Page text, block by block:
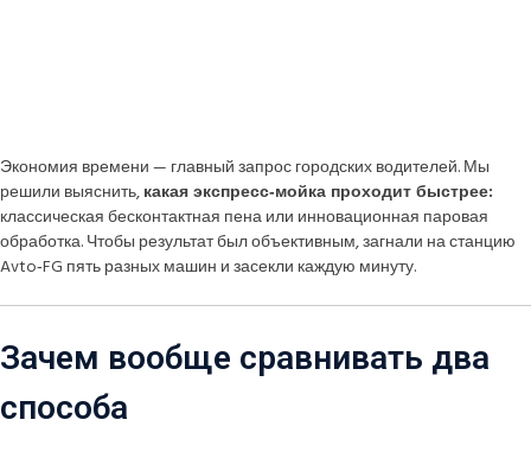
Экономия времени — главный запрос городских водителей. Мы
решили выяснить,какая экспресс‑мойка проходит быстрее:
классическая бесконтактная пена или инновационная паровая
обработка. Чтобы результат был объективным, загнали на станцию
Avto‑FG пять разных машин и засекли каждую минуту.
Зачем вообще сравнивать два
способа